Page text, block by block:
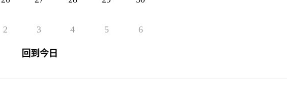
2 3 4 5 6
回到今日